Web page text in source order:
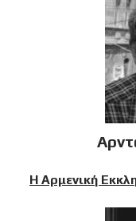
Η Αρμενική